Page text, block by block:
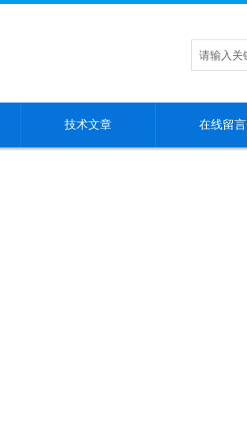
技术文章 在线留言